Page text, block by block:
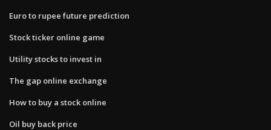
Euro to rupee future prediction
Stock ticker online game
Utility stocks to invest in
The gap online exchange
How to buy a stock online
Oil buy back price